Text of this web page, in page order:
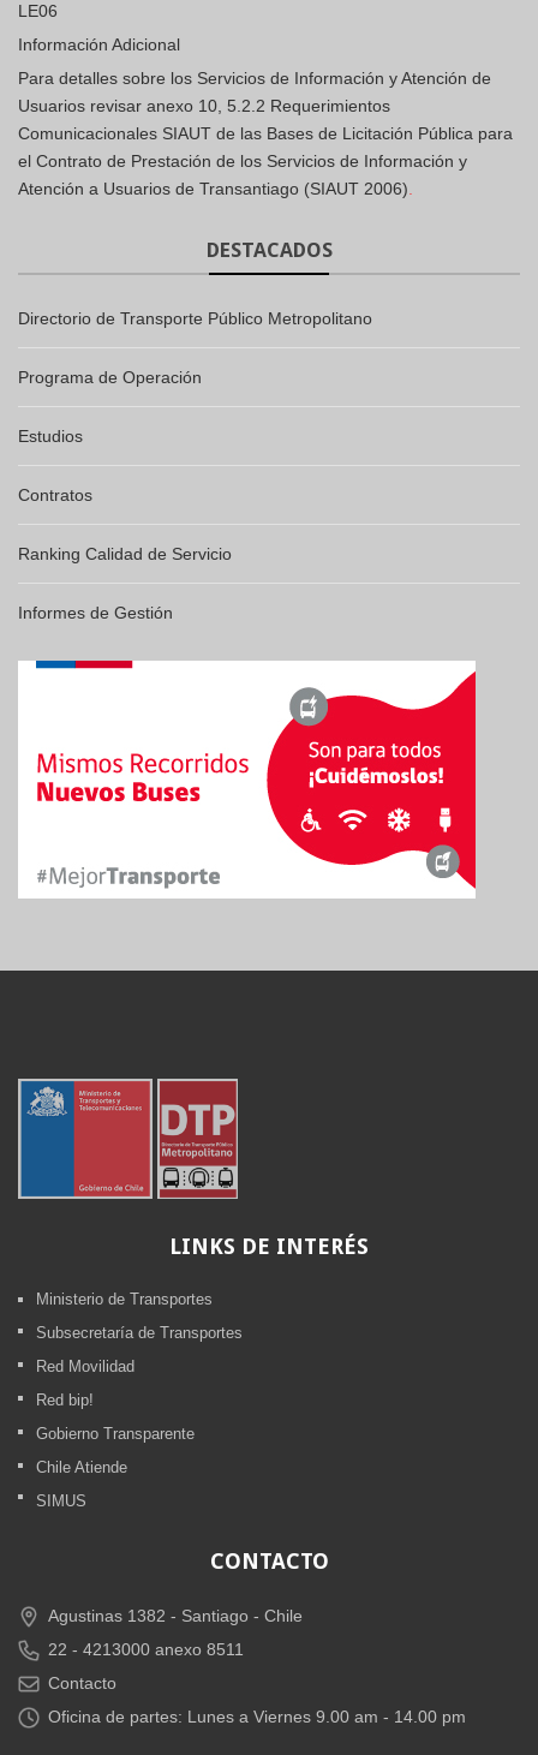
LE06
Información Adicional
Para detalles sobre los Servicios de Información y Atención de
Usuarios revisar anexo 10, 5.2.2 Requerimientos
Comunicacionales SIAUT de las Bases de Licitación Pública para
el Contrato de Prestación de los Servicios de Información y
Atención a Usuarios de Transantiago (SIAUT 2006)
DESTACADOS
Directorio de Transporte Público Metropolitano
Programa de Operación
Estudios
Contratos
Ranking Calidad de Servicio
Informes de Gestión
LINKS DE INTERÉS
Ministerio de Transportes
Subsecretaría de Transportes
Red Movilidad
Red bip!
Gobierno Transparente
Chile Atiende
SIMUS
CONTACTO
Agustinas 1382 - Santiago - Chile
22 - 4213000 anexo 8511
Contacto
Oficina de partes: Lunes a Viernes 9.00 am - 14.00 pm